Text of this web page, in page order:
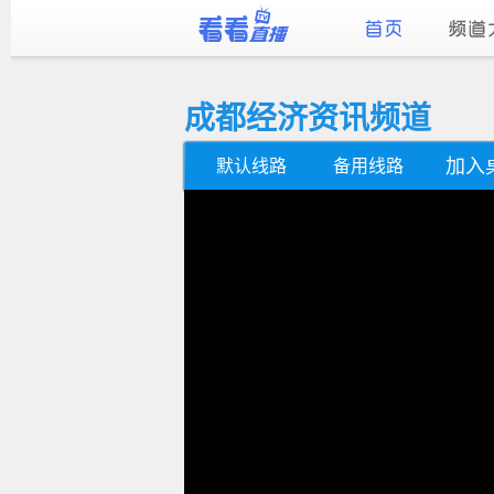
成都经济资讯频道
默认线路 备用线路 加入